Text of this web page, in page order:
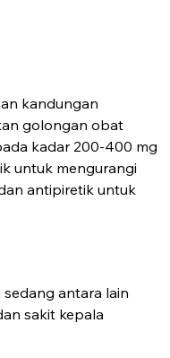
kandungan
golongan obat
kadar 200-400 mg
untuk mengurangi
antipiretik untuk
antara lain
sakit kepala